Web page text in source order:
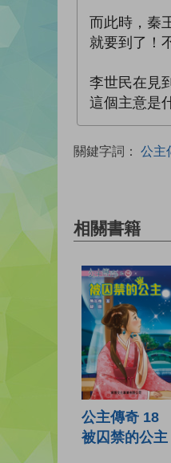
而此時，秦
就要到了！
李世民在見
這個主意是
關鍵字詞： 公主
相關書籍
公主傳奇 18
被囚禁的公主